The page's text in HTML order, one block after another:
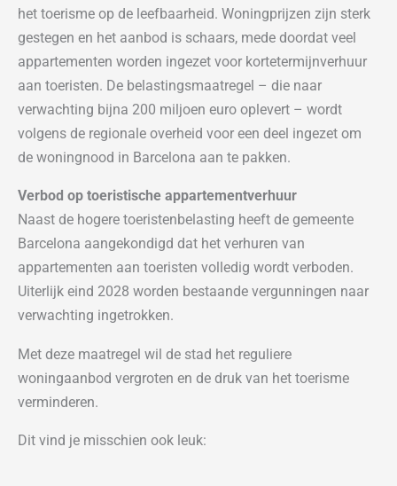
het toerisme op de leefbaarheid. Woningprijzen zijn sterk
gestegen en het aanbod is schaars, mede doordat veel
appartementen worden ingezet voor kortetermijnverhuur
aan toeristen. De belastingsmaatregel – die naar
verwachting bijna 200 miljoen euro oplevert – wordt
volgens de regionale overheid voor een deel ingezet om
de woningnood in Barcelona aan te pakken.
Verbod op toeristische appartementverhuur
Naast de hogere toeristenbelasting heeft de gemeente
Barcelona aangekondigd dat het verhuren van
appartementen aan toeristen volledig wordt verboden.
Uiterlijk eind 2028 worden bestaande vergunningen naar
verwachting ingetrokken.
Met deze maatregel wil de stad het reguliere
woningaanbod vergroten en de druk van het toerisme
verminderen.
Dit vind je misschien ook leuk: